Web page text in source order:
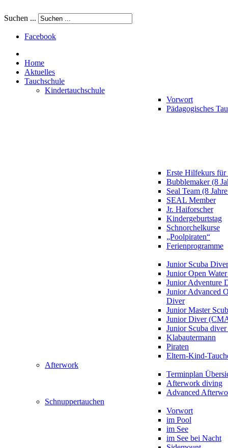
Suchen ...
Facebook
Home
Aktuelles
Tauchschule
Kindertauchschule
Vorwort
Pädagogisches
Erste Hilfekurs
Bubblemaker (8
Seal Team (8
SEAL Member
Jr. Haiforscher
Kindergeburtstag
Schnorchelkurse
„Poolpiraten“
Ferienprogramme
Junior Scuba Diver
Junior Open
Junior Adventure
Junior Advanced
Diver
Junior Master
Junior Diver
Junior Scuba
Klabautermann
Piraten
Eltern-Kind-
Afterwork
Terminplan
Afterwork diving
Advanced
Schnuppertauchen
Vorwort
im Pool
im See
im See bei Nacht